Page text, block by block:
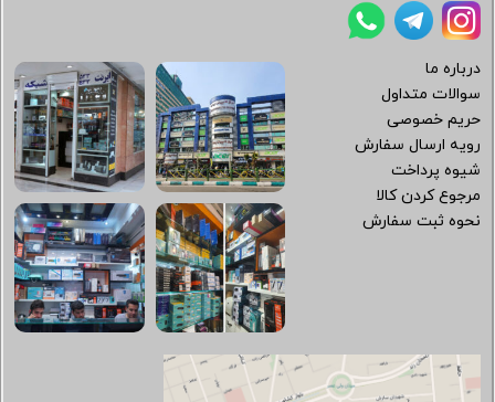
درباره ما
سوالات متداول
حریم خصوصی
رویه ارسال سفارش
شیوه پرداخت
مرجوع کردن کالا
نحوه ثبت سفارش